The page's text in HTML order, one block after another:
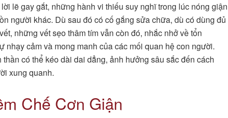
lẽ gay gắt, những hành vi thiếu suy nghĩ trong lúc nóng giận
người khác. Dù sau đó có cố gắng sửa chữa, dù có dùng đủ
những vết sẹo thâm tím vẫn còn đó, nhắc nhở về tổn
cảm và mong manh của các mối quan hệ con người.
có thể kéo dài dai dẳng, ảnh hưởng sâu sắc đến cách
xung quanh.
Chế Cơn Giận